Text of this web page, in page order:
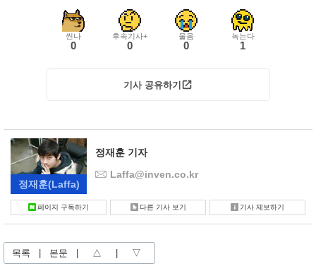
씬나
0
후속기사+
0
울음
0
녹는다
1
기사 공유하기
정재훈(Laffa)
정재훈 기자
Laffa@inven.co.kr
페이지 구독하기 다른 기사 보기 기사 제보하기
목록 본문 △ ▽